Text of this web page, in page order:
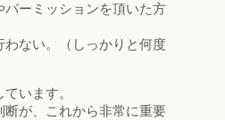
パーミッションを頂いた方
わない。（しっかりと何度
います。
が、これから非常に重要